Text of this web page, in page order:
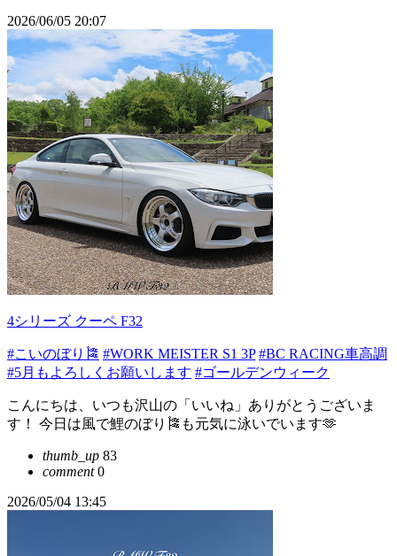
2026/06/05 20:07
4シリーズ クーペ F32
#こいのぼり🎏 #WORK MEISTER S1 3P #BC RACING車高調
#5月もよろしくお願いします #ゴールデンウィーク
こんにちは、いつも沢山の「いいね」ありがとうございま
す！ 今日は風で鯉のぼり🎏も元気に泳いでいます🫶
thumb_up 83
comment0
2026/05/04 13:45